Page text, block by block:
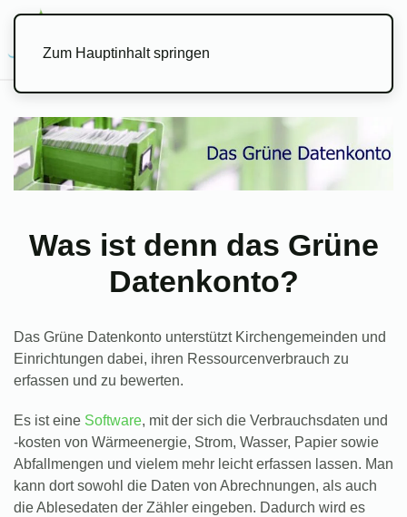
Zum Hauptinhalt springen
Was ist denn das Grüne
Datenkonto?
Das Grüne Datenkonto unterstützt Kirchengemeinden und
Einrichtungen dabei, ihren Ressourcenverbrauch zu
erfassen und zu bewerten.
Es ist eine Software, mit der sich die Verbrauchsdaten und
-kosten von Wärmeenergie, Strom, Wasser, Papier sowie
Abfallmengen und vielem mehr leicht erfassen lassen. Man
kann dort sowohl die Daten von Abrechnungen, als auch
die Ablesedaten der Zähler eingeben. Dadurch wird es